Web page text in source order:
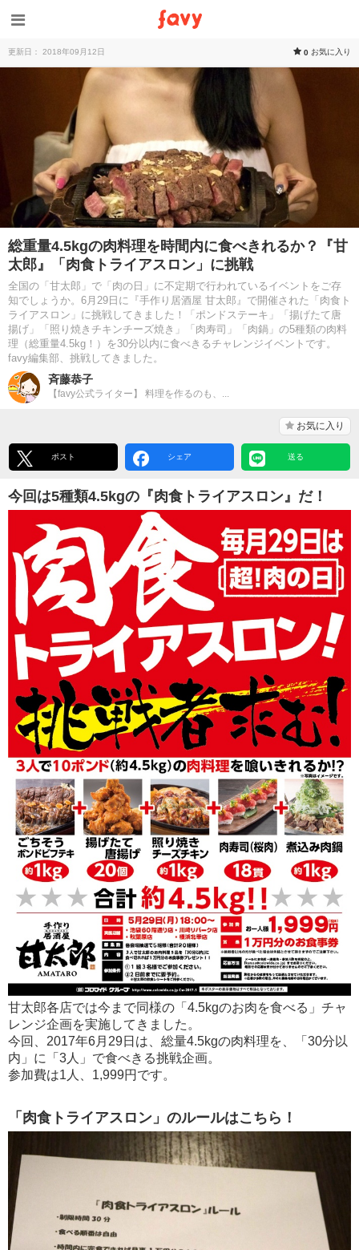
更新日： 2018年09月12日 0 お気に入り
総重量4.5kgの肉料理を時間内に食べきれるか？『甘
太郎』「肉食トライアスロン」に挑戦
全国の「甘太郎」で「肉の日」に不定期で行われているイベントをご存
知でしょうか。6月29日に『手作り居酒屋 甘太郎』で開催された「肉食ト
ライアスロン」に挑戦してきました！「ポンドステーキ」「揚げたて唐
揚げ」「照り焼きチキンチーズ焼き」「肉寿司」「肉鍋」の5種類の肉料
理（総重量4.5kg！）を30分以内に食べきるチャレンジイベントです。
favy編集部、挑戦してきました。
斉藤恭子
【favy公式ライター】 料理を作るのも、...
お気に入り
ポスト シェア 送る
今回は5種類4.5kgの『肉食トライアスロン』だ！
甘太郎各店では今まで同様の「4.5kgのお肉を食べる」チャ
レンジ企画を実施してきました。
今回、2017年6月29日は、総量4.5kgの肉料理を、「30分以
内」に「3人」で食べきる挑戦企画。
参加費は1人、1,999円です。
「肉食トライアスロン」のルールはこちら！